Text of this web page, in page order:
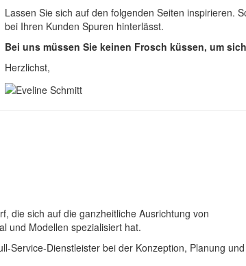
Lassen Sie sich auf den folgenden Seiten inspirieren.
bei Ihren Kunden Spuren hinterlässt.
Bei uns müssen Sie keinen Frosch küssen, um
Herzlichst,
die sich auf die ganzheitliche Ausrichtung von
und Modellen spezialisiert hat.
Service-Dienstleister bei der Konzeption, Planung und